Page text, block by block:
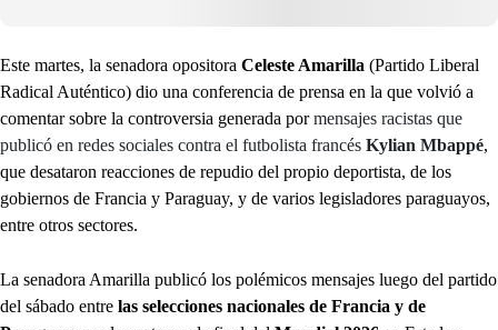
Este martes, la senadora opositora Celeste Amarilla (Partido Liberal
Radical Auténtico) dio una conferencia de prensa en la que volvió a
comentar sobre la controversia generada pormensajes racistas que
publicó en redes sociales contra el futbolista francés Kylian Mbappé,
que desataron reacciones de repudio del propio deportista, de los
gobiernos de Francia y Paraguay, y de varios legisladores paraguayos,
entre otros sectores.
La senadora Amarilla publicó los polémicos mensajes luego del partido
del sábado entre las selecciones nacionales de Francia y de